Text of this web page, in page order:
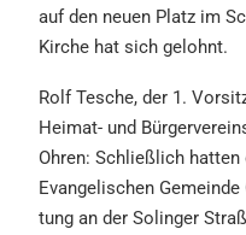
aufden neuen Platz im
Kirche hat sich gelohnt.
Rolf Tesche, der 1.
Heimat- und
Ohren: Schließ­lich hatten
Evange­li­schen Gemein­de
tung an der Solin­ger